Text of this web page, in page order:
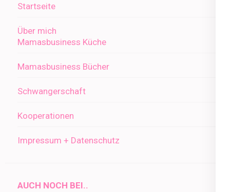
Startseite
Über mich
Mamasbusiness Küche
Mamasbusiness Bücher
Schwangerschaft
Kooperationen
Impressum + Datenschutz
AUCH NOCH BEI..